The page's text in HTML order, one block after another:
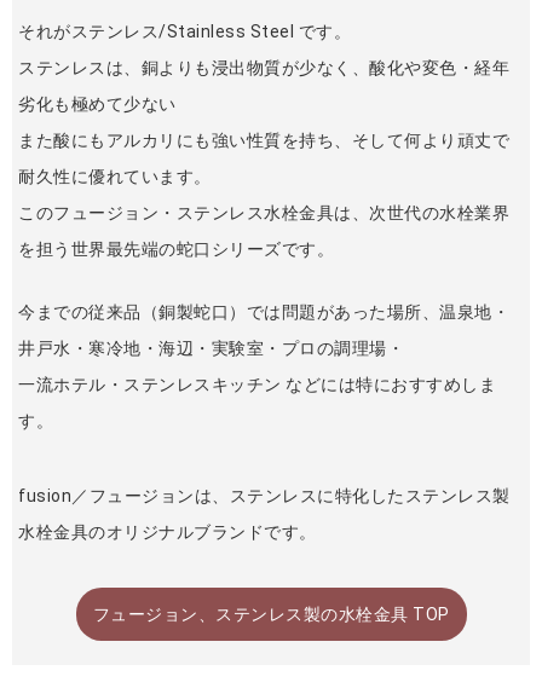
それがステンレス/Stainless Steel です。
ステンレスは、銅よりも浸出物質が少なく、酸化や変色・経年
劣化も極めて少ない
また酸にもアルカリにも強い性質を持ち、そして何より頑丈で
耐久性に優れています。
このフュージョン・ステンレス水栓金具は、次世代の水栓業界
を担う世界最先端の蛇口シリーズです。
今までの従来品（銅製蛇口）では問題があった場所、温泉地・
井戸水・寒冷地・海辺・実験室・プロの調理場・
一流ホテル・ステンレスキッチン などには特におすすめしま
す。
fusion／フュージョンは、ステンレスに特化したステンレス製
水栓金具のオリジナルブランドです。
フュージョン、ステンレス製の水栓金具 TOP